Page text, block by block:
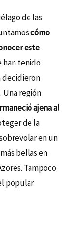
de las
cómo
este
han tenido
decidieron
Una región
ajena al
de la
en un
bellas en
Tampoco
popular